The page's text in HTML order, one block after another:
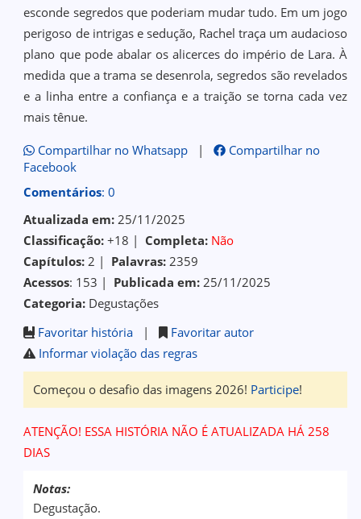
esconde segredos que poderiam mudar tudo. Em um jogo
perigoso de intrigas e sedução, Rachel traça um audacioso
plano que pode abalar os alicerces do império de Lara. À
medida que a trama se desenrola, segredos são revelados
e a linha entre a confiança e a traição se torna cada vez
mais tênue.
Compartilhar no Whatsapp|
Compartilhar no
Facebook
Comentários: 0
Atualizada em:25/11/2025
Classificação: +18 | Completa: Não
Capítulos: 2 | Palavras: 2359
Acessos: 153 | Publicada em: 25/11/2025
Categoria: Degustações
Favoritar história|
Favoritar autor
Informar violação das regras
Começou o desafio das imagens 2026! Participe!
ATENÇÃO! ESSA HISTÓRIA NÃO É ATUALIZADA HÁ 258
DIAS
Notas:
Degustação.